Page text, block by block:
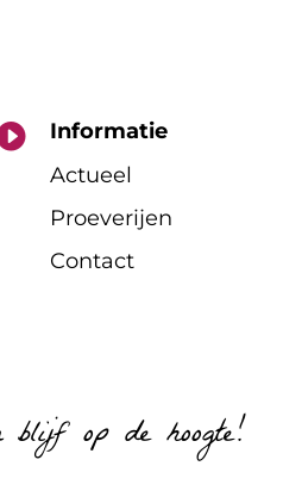
Informatie
Actueel
Proeverijen
Contact
blijf op de hoogte!